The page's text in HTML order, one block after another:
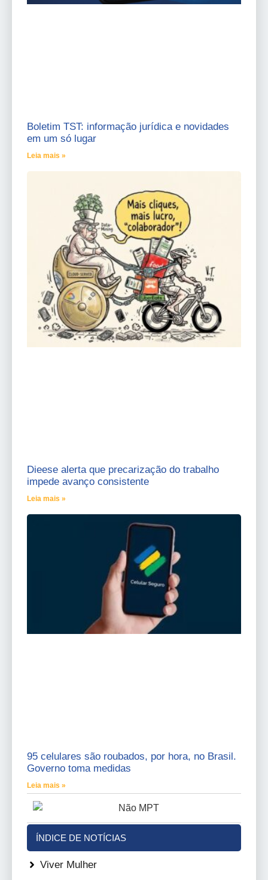
Boletim TST: informação jurídica e novidades
em um só lugar
Leia mais »
Dieese alerta que precarização do trabalho
impede avanço consistente
Leia mais »
95 celulares são roubados, por hora, no Brasil.
Governo toma medidas
Leia mais »
ÍNDICE DE NOTÍCIAS
Viver Mulher